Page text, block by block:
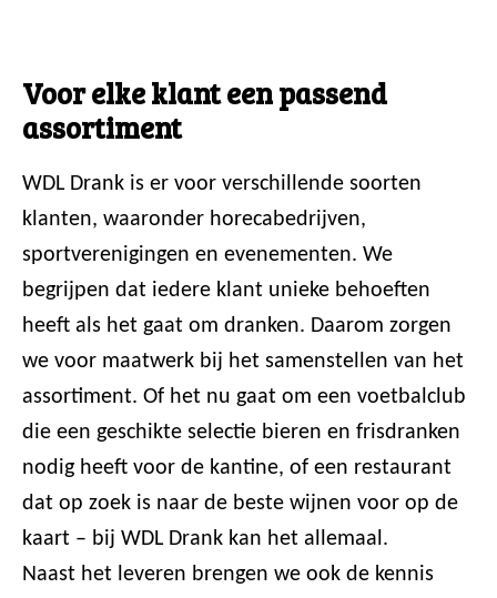
Voor elke klant een passend
assortiment
WDL Drank is er voor verschillende soorten
klanten, waaronder horecabedrijven,
sportverenigingen en evenementen. We
begrijpen dat iedere klant unieke behoeften
heeft als het gaat om dranken. Daarom zorgen
we voor maatwerk bij het samenstellen van het
assortiment. Of het nu gaat om een voetbalclub
die een geschikte selectie bieren en frisdranken
nodig heeft voor de kantine, of een restaurant
dat op zoek is naar de beste wijnen voor op de
kaart – bij WDL Drank kan het allemaal.
Naast het leveren brengen we ook de kennis